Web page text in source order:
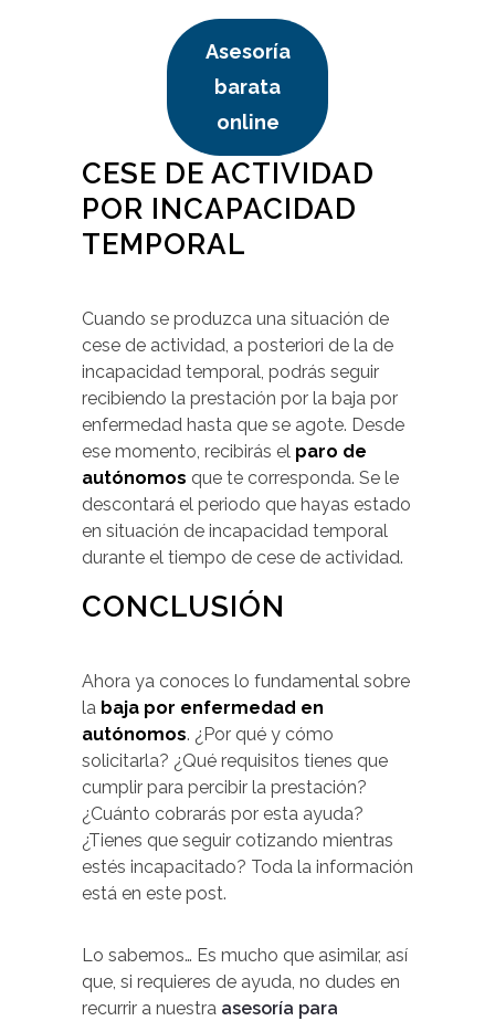
Asesoría
barata
online
CESE DE ACTIVIDAD
POR INCAPACIDAD
TEMPORAL
Cuando se produzca una situación de
cese de actividad, a posteriori de la de
incapacidad temporal, podrás seguir
recibiendo la prestación por la baja por
enfermedad hasta que se agote. Desde
ese momento, recibirás el paro de
autónomos que te corresponda. Se le
descontará el periodo que hayas estado
en situación de incapacidad temporal
durante el tiempo de cese de actividad.
CONCLUSIÓN
Ahora ya conoces lo fundamental sobre
la baja por enfermedad en
autónomos. ¿Por qué y cómo
solicitarla? ¿Qué requisitos tienes que
cumplir para percibir la prestación?
¿Cuánto cobrarás por esta ayuda?
¿Tienes que seguir cotizando mientras
estés incapacitado? Toda la información
está en este post.
Lo sabemos… Es mucho que asimilar, así
que, si requieres de ayuda, no dudes en
recurrir a nuestra asesoría para